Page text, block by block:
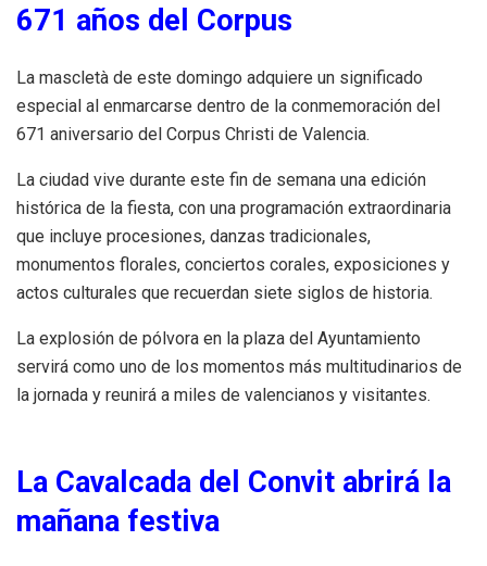
671 años del Corpus
La mascletà de este domingo adquiere un significado
especial al enmarcarse dentro de la conmemoración del
671 aniversario del Corpus Christi de Valencia.
La ciudad vive durante este fin de semana una edición
histórica de la fiesta, con una programación extraordinaria
que incluye procesiones, danzas tradicionales,
monumentos florales, conciertos corales, exposiciones y
actos culturales que recuerdan siete siglos de historia.
La explosión de pólvora en la plaza del Ayuntamiento
servirá como uno de los momentos más multitudinarios de
la jornada y reunirá a miles de valencianos y visitantes.
La Cavalcada del Convit abrirá la
mañana festiva